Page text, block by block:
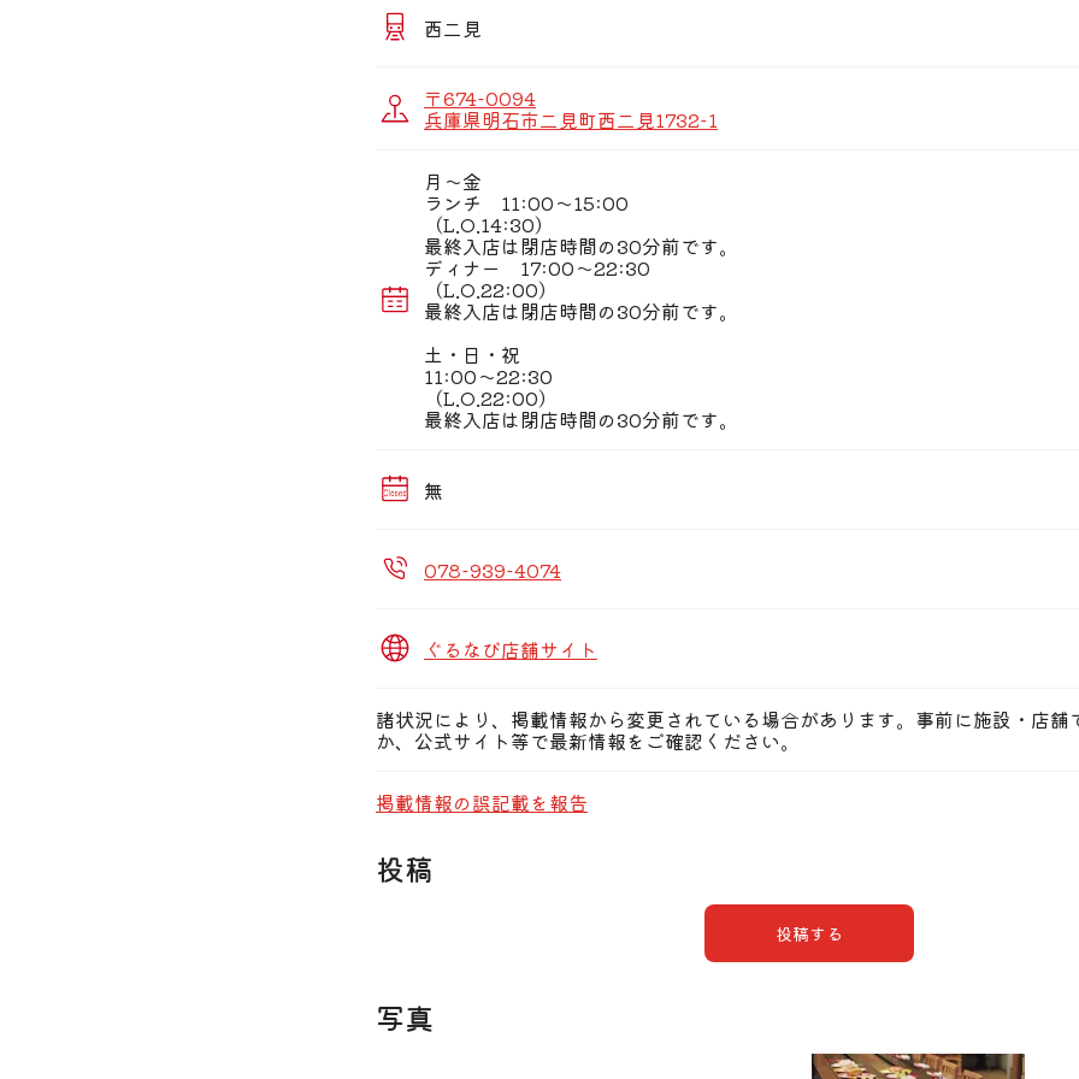
ご来店時に満席だった場合、お待ちいただく可能性がございます。ご了
西二見
〒674-0094
兵庫県明石市二見町西二見1732-1
月〜金
ランチ 11:00〜15:00
（L.O.14:30）
最終入店は閉店時間の30分前です。
ディナー 17:00〜22:30
（L.O.22:00）
最終入店は閉店時間の30分前です。
土・日・祝
11:00〜22:30
（L.O.22:00）
最終入店は閉店時間の30分前です。
無
078-939-4074
ぐるなび店舗サイト
諸状況により、掲載情報から変更されている場合があります。事前に施設・店舗
か、公式サイト等で最新情報をご確認ください。
掲載情報の誤記載を報告
投稿
投稿する
写真